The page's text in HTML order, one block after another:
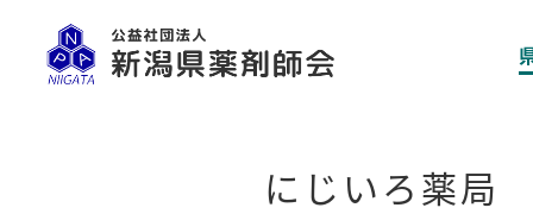
にじいろ薬局